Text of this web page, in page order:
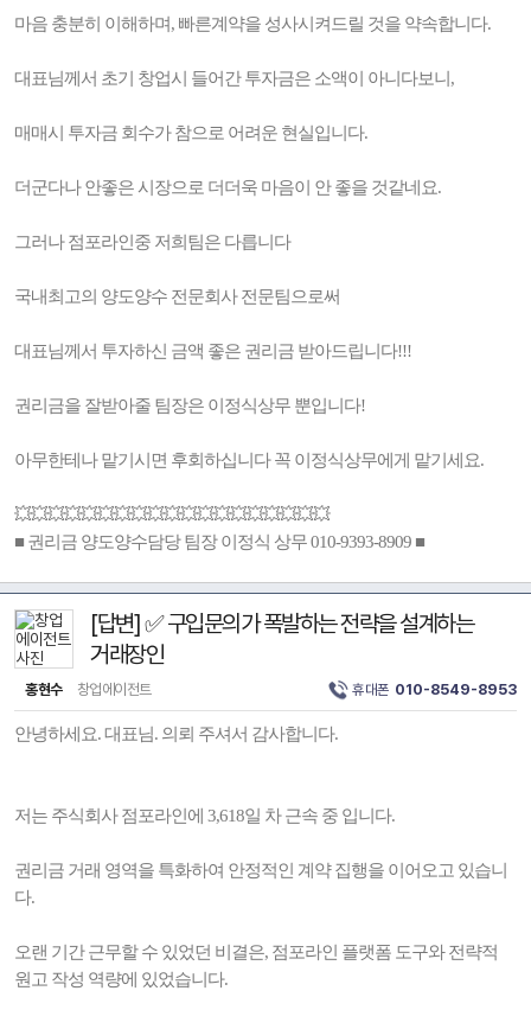
마음 충분히 이해하며, 빠른계약을 성사시켜드릴 것을 약속합니다.
대표님께서 초기 창업시 들어간 투자금은 소액이 아니다보니,
매매시 투자금 회수가 참으로 어려운 현실입니다.
더군다나 안좋은 시장으로 더더욱 마음이 안 좋을 것같네요.
그러나 점포라인중 저희팀은 다릅니다
국내최고의 양도양수 전문회사 전문팀으로써
대표님께서 투자하신 금액 좋은 권리금 받아드립니다!!!
권리금을 잘받아줄 팀장은 이정식상무 뿐입니다!
아무한테나 맡기시면 후회하십니다 꼭 이정식상무에게 맡기세요.
💥💥💥💥💥💥💥💥💥💥💥💥💥💥💥💥💥💥💥
■ 권리금 양도양수담당 팀장 이정식 상무 010-9393-8909 ■
[답변] ✅ 구입문의가 폭발하는 전략을 설계하는
거래장인
홍현수 창업에이전트 휴대폰 010-8549-8953
안녕하세요. 대표님. 의뢰 주셔서 감사합니다.
저는 주식회사 점포라인에 3,618일 차 근속 중 입니다.
권리금 거래 영역을 특화하여 안정적인 계약 집행을 이어오고 있습니
다.
오랜 기간 근무할 수 있었던 비결은, 점포라인 플랫폼 도구와 전략적
원고 작성 역량에 있었습니다.